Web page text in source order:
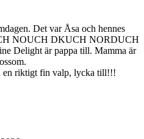
Det var Åsa och hennes
NOUCH DKUCH NORDUCH
Delight är pappa till. Mamma är
en riktigt fin valp, lycka till!!!